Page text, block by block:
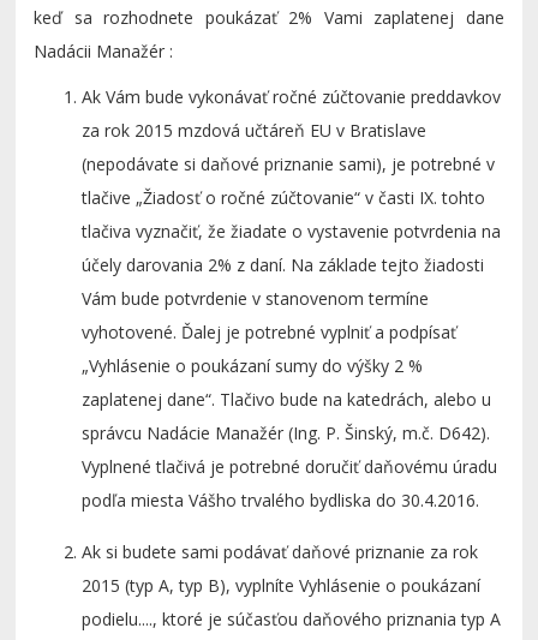
keď sa rozhodnete poukázať 2% Vami zaplatenej dane
Nadácii Manažér :
Ak Vám bude vykonávať ročné zúčtovanie preddavkov
za rok 2015 mzdová učtáreň EU v Bratislave
(nepodávate si daňové priznanie sami), je potrebné v
tlačive „Žiadosť o ročné zúčtovanie“ v časti IX. tohto
tlačiva vyznačiť, že žiadate o vystavenie potvrdenia na
účely darovania 2% z daní. Na základe tejto žiadosti
Vám bude potvrdenie v stanovenom termíne
vyhotovené. Ďalej je potrebné vyplniť a podpísať
„Vyhlásenie o poukázaní sumy do výšky 2 %
zaplatenej dane“. Tlačivo bude na katedrách, alebo u
správcu Nadácie Manažér (Ing. P. Šinský, m.č. D642).
Vyplnené tlačivá je potrebné doručiť daňovému úradu
podľa miesta Vášho trvalého bydliska do 30.4.2016.
Ak si budete sami podávať daňové priznanie za rok
2015 (typ A, typ B), vyplníte Vyhlásenie o poukázaní
podielu...., ktoré je súčasťou daňového priznania typ A